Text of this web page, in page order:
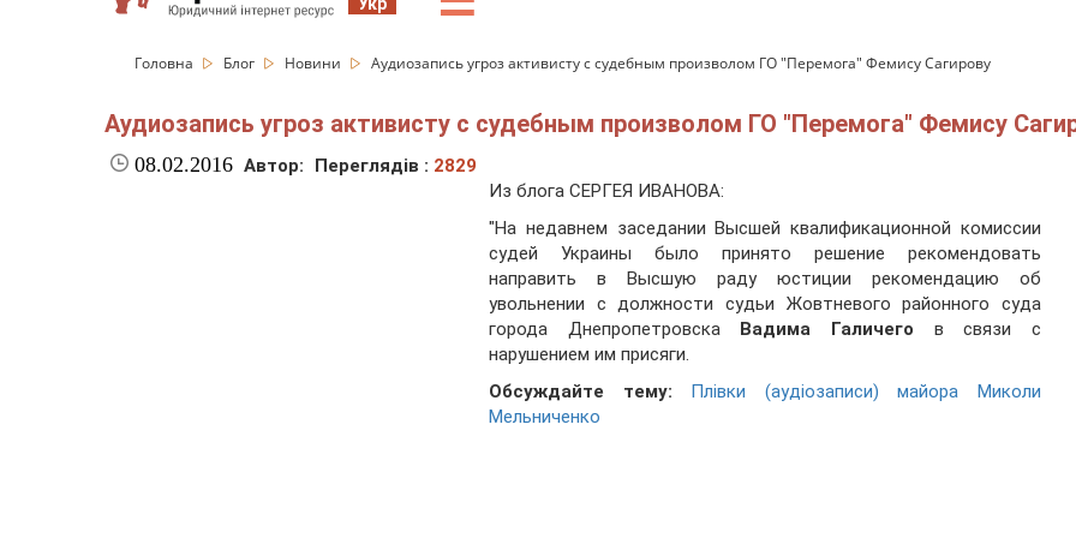
Головна Блог Новини Аудиозапись угроз активисту с судебным произволом ГО "Перемога" Фемису Сагирову
Аудиозапись угроз активисту с судебным произволом ГО "Перемога" Фемису
08.02.2016 Автор: Переглядів : 2829
Из блога СЕРГЕЯ ИВАНОВА:
"На недавнем заседании Высшей квалификационной комиссии
судей Украины было принято решение рекомендовать
направить в Высшую раду юстиции рекомендацию об
увольнении с должности судьи Жовтневого районного суда
города Днепропетровска
Вадима Галичего в связи с
нарушением им присяги.
Обсуждайте тему:
Плівки (аудіозаписи) майора Миколи
Мельниченко